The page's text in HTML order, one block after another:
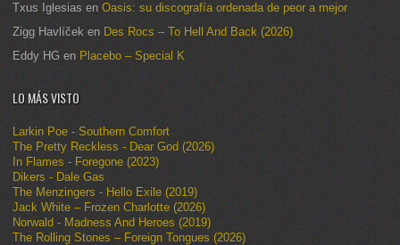
Txus Iglesias en Oasis: su discografía ordenada de peor a mejor
Zigg Havlíček en Des Rocs – To Hell And Back (2026)
Eddy HG en Placebo – Special K
LO MÁS VISTO
Larkin Poe - Southern Comfort
The Pretty Reckless - Dear God (2026)
In Flames - Foregone (2023)
Dikers - Dale Gas
The Menzingers - Hello Exile (2019)
Jack White – Frozen Charlotte (2026)
Norwald - Madness And Heroes (2019)
The Rolling Stones – Foreign Tongues (2026)